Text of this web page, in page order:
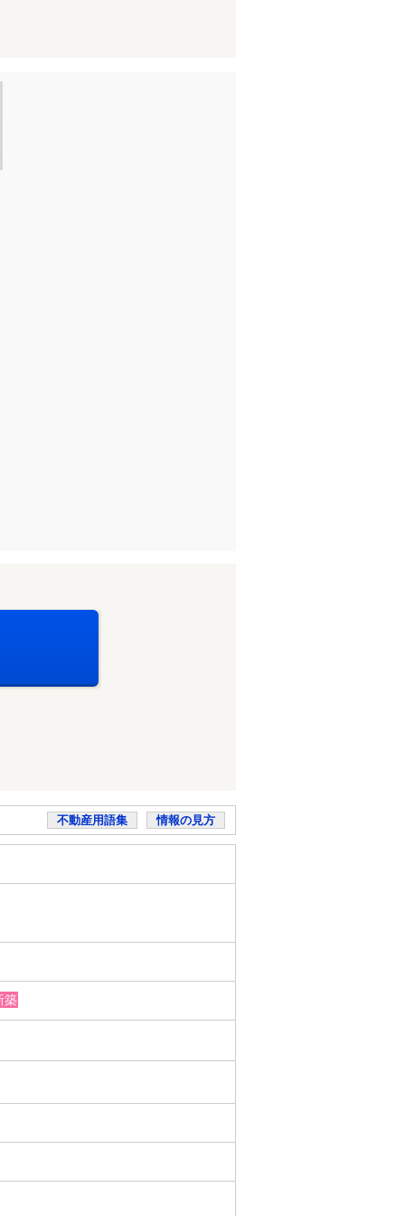
不動産用語集 情報の見方
築